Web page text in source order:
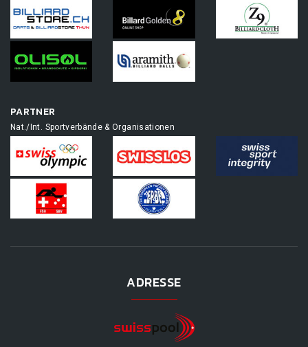
PARTNER
Nat./Int. Sportverbände & Organisationen
ADRESSE